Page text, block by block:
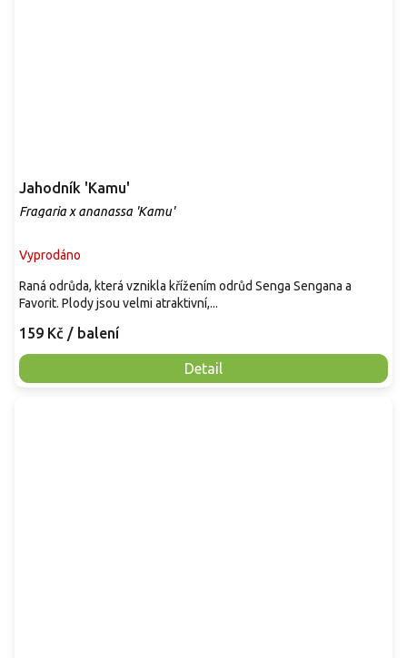
Jahodník 'Kamu'
Fragaria x ananassa 'Kamu'
Vyprodáno
159 Kč / balení
Detail
Raná odrůda, která vznikla křížením odrůd Senga Sengana a
Favorit. Plody jsou velmi atraktivní,...